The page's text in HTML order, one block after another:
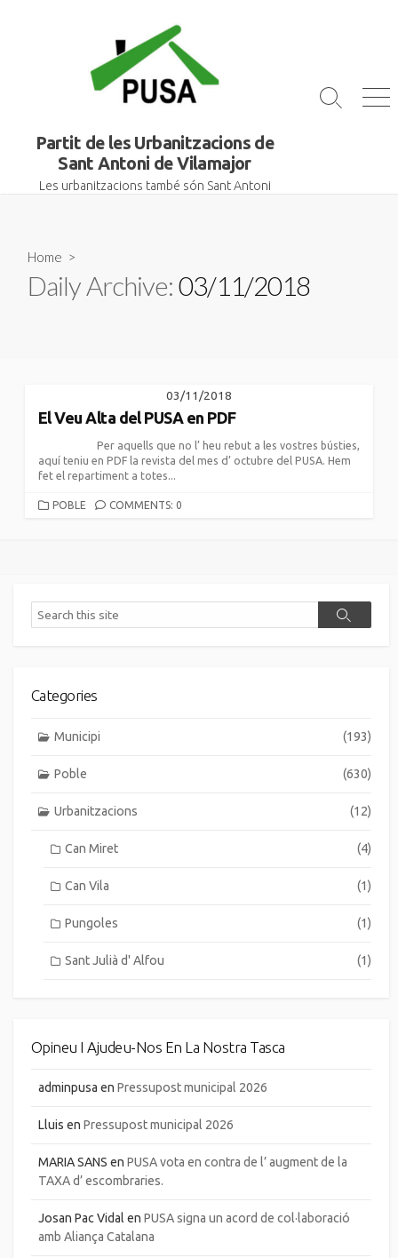
Partit de les Urbanitzacions de
Sant Antoni de Vilamajor
Les urbanitzacions també són Sant Antoni
Search
Home >
Daily Archive:03/11/2018
03/11/2018
El Veu Alta del PUSA en PDF
Per aquells que no l’ heu rebut a les vostres bústies,
aquí teniu en PDF la revista del mes d’ octubre del PUSA. Hem
fet el repartiment a totes...
CATEGORIES
POBLE COMMENTS: 0
Search
Search
Categories
Municipi (193)
Poble (630)
Urbanitzacions (12)
Can Miret (4)
Can Vila (1)
Pungoles (1)
Sant Julià d' Alfou (1)
Opineu I Ajudeu-Nos En La Nostra Tasca
adminpusa en Pressupost municipal 2026
Lluis en Pressupost municipal 2026
MARIA SANS en PUSA vota en contra de l’ augment de la
TAXA d’ escombraries.
Josan Pac Vidal en PUSA signa un acord de col·laboració
amb Aliança Catalana